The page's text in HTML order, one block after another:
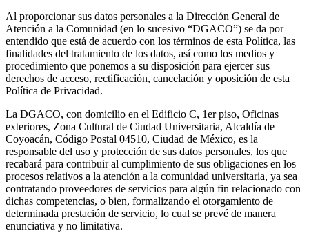
Al proporcionar sus datos personales a la Dirección General de
Atención a la Comunidad (en lo sucesivo “DGACO”) se da por
entendido que está de acuerdo con los términos de esta Política, las
finalidades del tratamiento de los datos, así como los medios y
procedimiento que ponemos a su disposición para ejercer sus
derechos de acceso, rectificación, cancelación y oposición de esta
Política de Privacidad.
La DGACO, con domicilio en el Edificio C, 1er piso, Oficinas
exteriores, Zona Cultural de Ciudad Universitaria, Alcaldía de
Coyoacán, Código Postal 04510, Ciudad de México, es la
responsable del uso y protección de sus datos personales, los que
recabará para contribuir al cumplimiento de sus obligaciones en los
procesos relativos a la atención a la comunidad universitaria, ya sea
contratando proveedores de servicios para algún fin relacionado con
dichas competencias, o bien, formalizando el otorgamiento de
determinada prestación de servicio, lo cual se prevé de manera
enunciativa y no limitativa.